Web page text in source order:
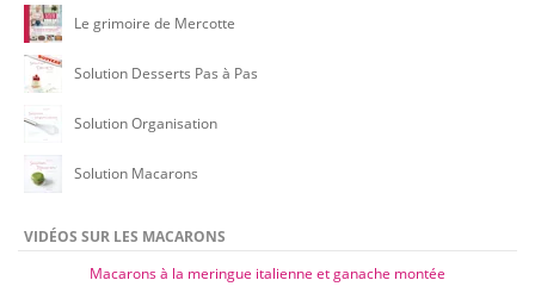
Le grimoire de Mercotte
Solution Desserts Pas à Pas
Solution Organisation
Solution Macarons
VIDÉOS SUR LES MACARONS
Macarons à la meringue italienne et ganache montée